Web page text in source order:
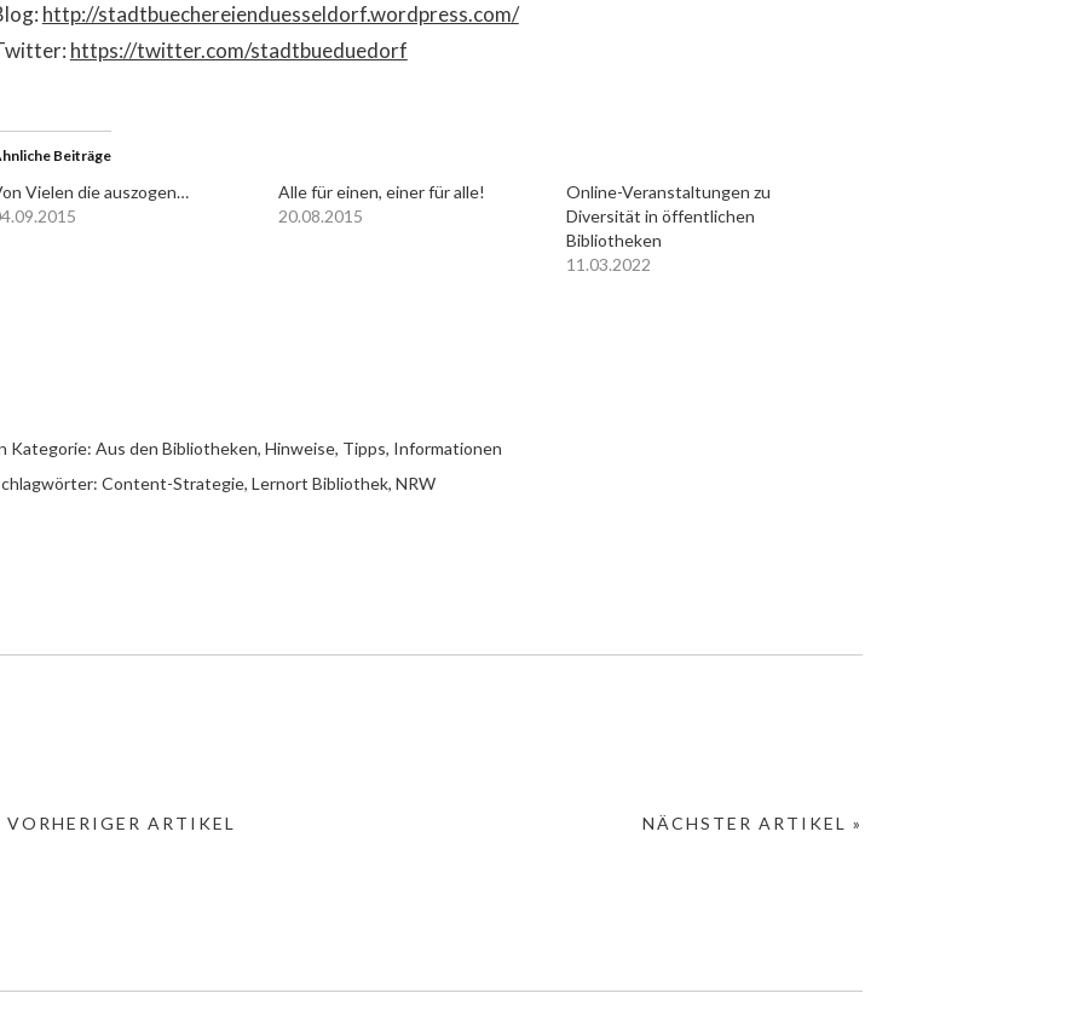
http://stadtbuechereienduesseldorf.wordpress.com/
https://twitter.com/stadtbueduedorf
Beiträge
Vielen die auszogen…
Alle für einen, einer für alle!
20.08.2015
Online-Veranstaltungen zu
Diversität in öffentlichen
Bibliotheken
11.03.2022
Kategorie: Aus den Bibliotheken, Hinweise, Tipps, Informationen
Content-Strategie, Lernort Bibliothek, NRW
NÄCHSTER ARTIKEL »
VORHERIGER ARTIKEL